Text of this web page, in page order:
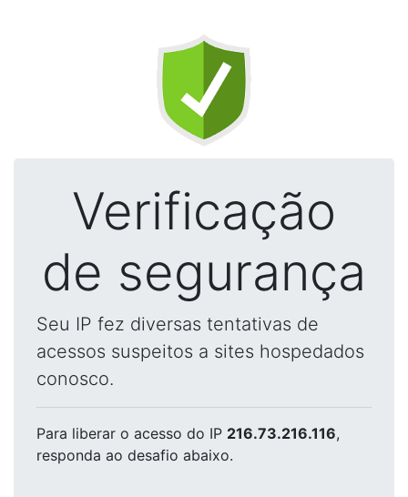
Verificação
de segurança
Seu IP fez diversas tentativas de
acessos suspeitos a sites hospedados
conosco.
Para liberar o acesso do IP 216.73.216.116,
responda ao desafio abaixo.